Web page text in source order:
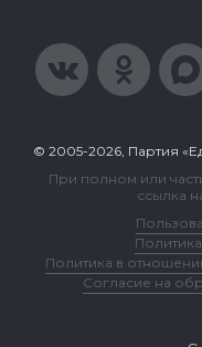
© 2005-2026, Партия
При полном или
ссылка
Политика в
Согласие на